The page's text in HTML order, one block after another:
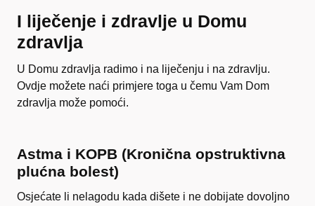
I liječenje i zdravlje u Domu
zdravlja
U Domu zdravlja radimo i na liječenju i na zdravlju.
Ovdje možete naći primjere toga u čemu Vam Dom
zdravlja može pomoći.
Astma i KOPB (Kronična opstruktivna
plućna bolest)
Osjećate li nelagodu kada dišete i ne dobijate dovoljno